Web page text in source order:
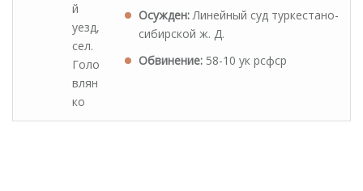
й
уезд,
сел.
Голо
влян
ко
Осужден:Линейный суд туркестано-
сибирской ж. Д.
Обвинение: 58-10 ук рсфср